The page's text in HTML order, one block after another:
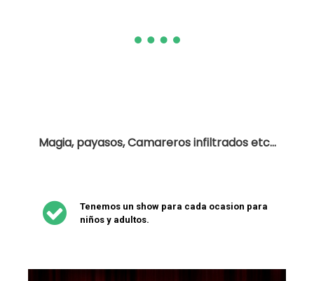
Magia, payasos, Camareros infiltrados etc...

Tenemos un show para cada ocasion para
niños y adultos.